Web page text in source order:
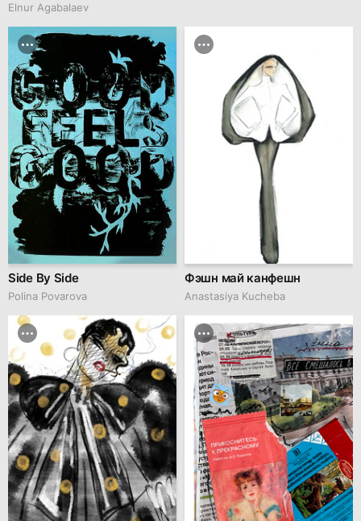
Elnur Agabalaev
Side By Side
Polina Povarova
Фэшн май канфешн
Anastasiya Kucheba